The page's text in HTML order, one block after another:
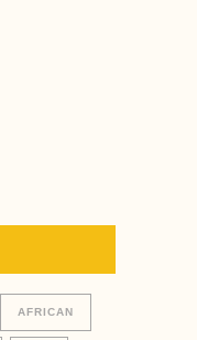
AFRICAN